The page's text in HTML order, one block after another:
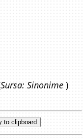
Sursa: Sinonime )
to clipboard